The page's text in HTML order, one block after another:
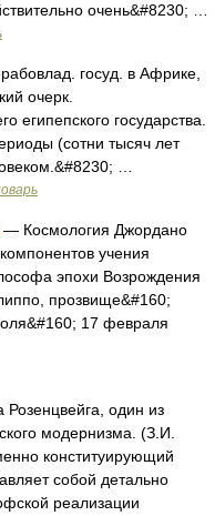
очень&#8230; …
госуд. в Африке,
очерк.
государства.
(сотни тысяч лет
…
— Космология Джордано
учения
эпохи Возрождения
прозвище&#160;
17 февраля
Розенцвейга, один из
модернизма. (З.И.
конституирующий
собой детально
реализации